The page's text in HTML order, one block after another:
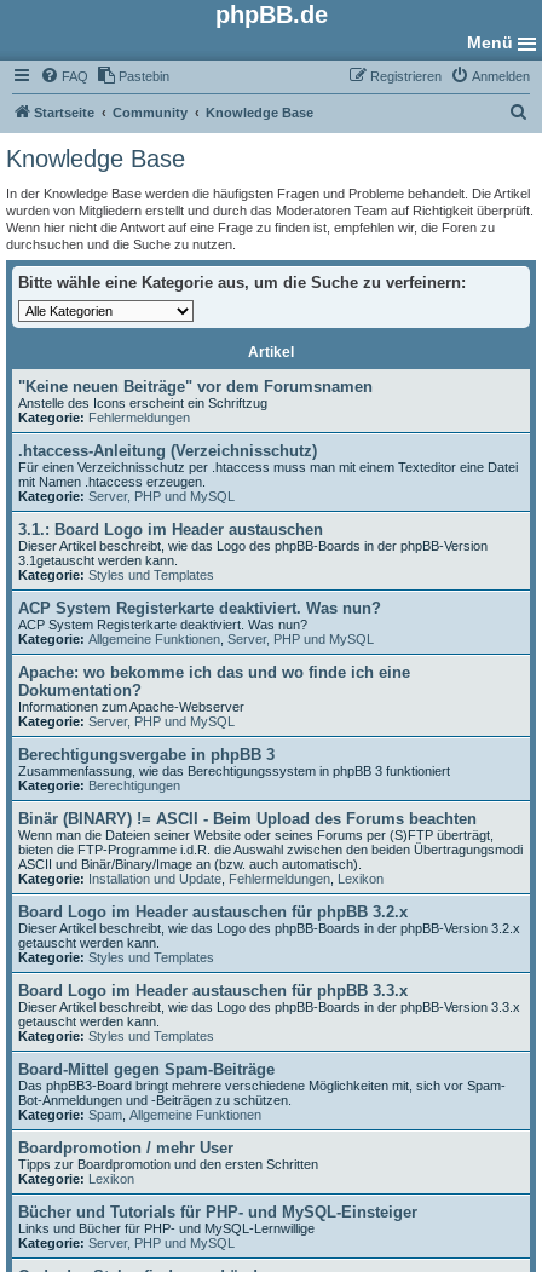
phpBB.de
Menü
FAQ Pastebin Anmelden
Registrieren
Startseite Community Knowledge Base
h
Knowledge Base
In der Knowledge Base werden die häufigsten Fragen und Probleme behandelt. Die Artikel
wurden von Mitgliedern erstellt und durch das Moderatoren Team auf Richtigkeit überprüft.
Wenn hier nicht die Antwort auf eine Frage zu finden ist, empfehlen wir, die Foren zu
durchsuchen und die Suche zu nutzen.
Bitte wähle eine Kategorie aus, um die Suche zu verfeinern:
Artikel
"Keine neuen Beiträge" vor dem Forumsnamen
Anstelle des Icons erscheint ein Schriftzug
Kategorie: Fehlermeldungen
.htaccess-Anleitung (Verzeichnisschutz)
Für einen Verzeichnisschutz per .htaccess muss man mit einem Texteditor eine Datei
mit Namen .htaccess erzeugen.
Kategorie: Server, PHP und MySQL
3.1.: Board Logo im Header austauschen
Dieser Artikel beschreibt, wie das Logo des phpBB-Boards in der phpBB-Version
3.1getauscht werden kann.
Kategorie: Styles und Templates
ACP System Registerkarte deaktiviert. Was nun?
ACP System Registerkarte deaktiviert. Was nun?
Kategorie: Allgemeine Funktionen Server, PHP und MySQL
Apache: wo bekomme ich das und wo finde ich eine
Dokumentation?
Informationen zum Apache-Webserver
Kategorie: Server, PHP und MySQL
Berechtigungsvergabe in phpBB 3
Zusammenfassung, wie das Berechtigungssystem in phpBB 3 funktioniert
Kategorie: Berechtigungen
Binär (BINARY) != ASCII - Beim Upload des Forums beachten
Wenn man die Dateien seiner Website oder seines Forums per (S)FTP überträgt,
bieten die FTP-Programme i.d.R. die Auswahl zwischen den beiden Übertragungsmodi
ASCII und Binär/Binary/Image an (bzw. auch automatisch).
Kategorie: Installation und Update Fehlermeldungen Lexikon
Board Logo im Header austauschen für phpBB 3.2.x
Dieser Artikel beschreibt, wie das Logo des phpBB-Boards in der phpBB-Version 3.2.x
getauscht werden kann.
Kategorie: Styles und Templates
Board Logo im Header austauschen für phpBB 3.3.x
Dieser Artikel beschreibt, wie das Logo des phpBB-Boards in der phpBB-Version 3.3.x
getauscht werden kann.
Kategorie: Styles und Templates
Board-Mittel gegen Spam-Beiträge
Das phpBB3-Board bringt mehrere verschiedene Möglichkeiten mit, sich vor Spam-
Bot-Anmeldungen und -Beiträgen zu schützen.
Kategorie: Spam Allgemeine Funktionen
Boardpromotion / mehr User
Tipps zur Boardpromotion und den ersten Schritten
Kategorie: Lexikon
Bücher und Tutorials für PHP- und MySQL-Einsteiger
Links und Bücher für PHP- und MySQL-Lernwillige
Kategorie: Server, PHP und MySQL